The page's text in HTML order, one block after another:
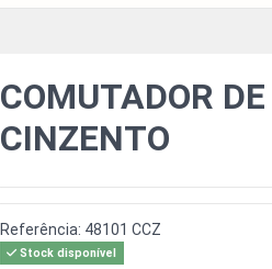
COMUTADOR
CINZENTO
Referência: 48101 CCZ
Stock disponível